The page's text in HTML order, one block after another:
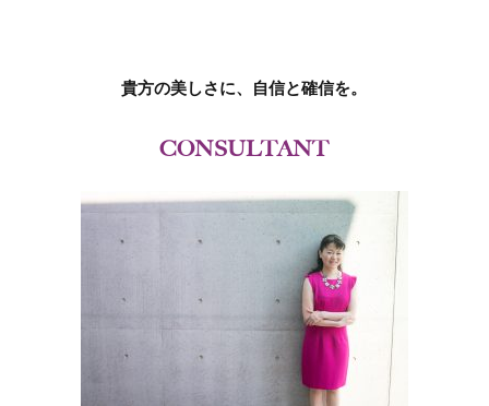
貴方の美しさに、自信と確信を。
CONSULTANT